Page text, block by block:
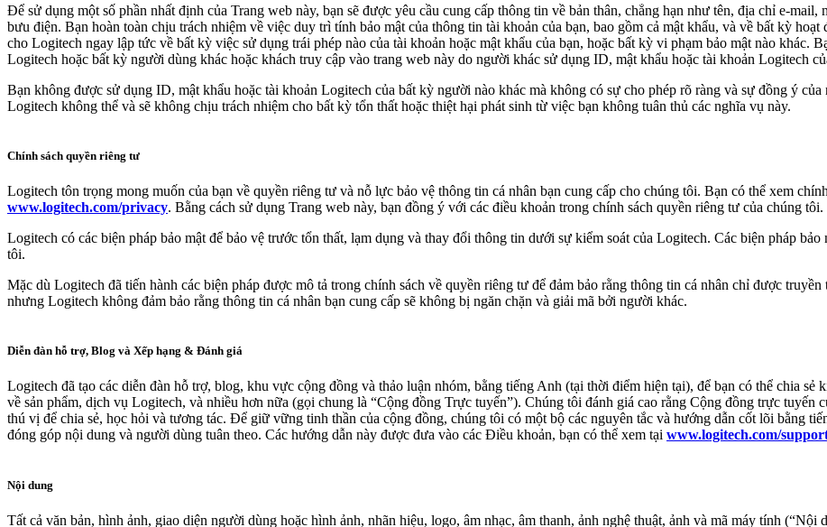
Để sử dụng một số phần nhất định của Trang web này, bạn sẽ được yêu cầu cung cấp thông tin về bản thân, chẳng hạn như tên, địa chỉ e-
bưu điện. Bạn hoàn toàn chịu trách nhiệm về việc duy trì tính bảo mật của thông tin tài khoản của bạn, bao gồm cả mật khẩu, và về bất kỳ
cho Logitech ngay lập tức về bất kỳ việc sử dụng trái phép nào của tài khoản hoặc mật khẩu của bạn, hoặc bất kỳ vi phạm bảo mật nào khác.
Logitech hoặc bất kỳ người dùng khác hoặc khách truy cập vào trang web này do người khác sử dụng ID, mật khẩu hoặc tài khoản Logitech
Bạn không được sử dụng ID, mật khẩu hoặc tài khoản Logitech của bất kỳ người nào khác mà không có sự cho phép rõ ràng và sự đồng ý
Logitech không thể và sẽ không chịu trách nhiệm cho bất kỳ tổn thất hoặc thiệt hại phát sinh từ việc bạn không tuân thủ các nghĩa vụ này.
Chính sách quyền riêng tư
Logitech tôn trọng mong muốn của bạn về quyền riêng tư và nỗ lực bảo vệ thông tin cá nhân bạn cung cấp cho chúng tôi. Bạn có thể xem
www.logitech.com/privacy. Bằng cách sử dụng Trang web này, bạn đồng ý với các điều khoản trong chính sách quyền riêng tư của chúng tôi.
Logitech có các biện pháp bảo mật để bảo vệ trước tổn thất, lạm dụng và thay đổi thông tin dưới sự kiểm soát của Logitech. Các biện pháp
tôi.
Mặc dù Logitech đã tiến hành các biện pháp được mô tả trong chính sách về quyền riêng tư để đảm bảo rằng thông tin cá nhân chỉ được
nhưng Logitech không đảm bảo rằng thông tin cá nhân bạn cung cấp sẽ không bị ngăn chặn và giải mã bởi người khác.
Diễn đàn hỗ trợ, Blog và Xếp hạng & Đánh giá
Logitech đã tạo các diễn đàn hỗ trợ, blog, khu vực cộng đồng và thảo luận nhóm, bằng tiếng Anh (tại thời điểm hiện tại), để bạn có thể chia sẻ
về sản phẩm, dịch vụ Logitech, và nhiều hơn nữa (gọi chung là “Cộng đồng Trực tuyến”). Chúng tôi đánh giá cao rằng Cộng đồng trực tuyến
thú vị để chia sẻ, học hỏi và tương tác. Để giữ vững tinh thần của cộng đồng, chúng tôi có một bộ các nguyên tắc và hướng dẫn cốt lõi bằng
đóng góp nội dung và người dùng tuân theo. Các hướng dẫn này được đưa vào các Điều khoản, bạn có thể xem tại www.logitech.com/
Nội dung
Tất cả văn bản, hình ảnh, giao diện người dùng hoặc hình ảnh, nhãn hiệu, logo, âm nhạc, âm thanh, ảnh nghệ thuật, ảnh và mã máy tính